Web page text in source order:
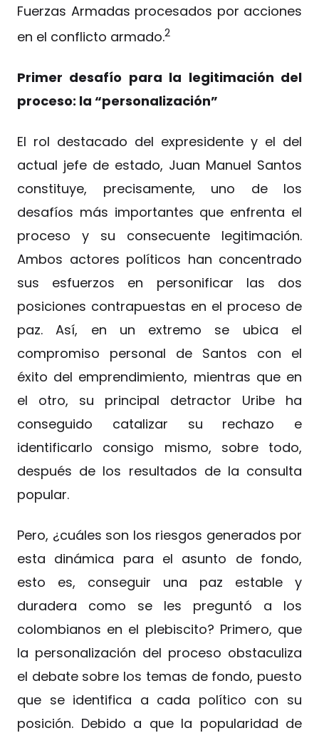
Fuerzas Armadas procesados por acciones
en el conflicto armado.2
Primer desafío para la legitimación del
proceso: la “personalización”
El rol destacado del expresidente y el del
actual jefe de estado, Juan Manuel Santos
constituye, precisamente, uno de los
desafíos más importantes que enfrenta el
proceso y su consecuente legitimación.
Ambos actores políticos han concentrado
sus esfuerzos en personificar las dos
posiciones contrapuestas en el proceso de
paz. Así, en un extremo se ubica el
compromiso personal de Santos con el
éxito del emprendimiento, mientras que en
el otro, su principal detractor Uribe ha
conseguido catalizar su rechazo e
identificarlo consigo mismo, sobre todo,
después de los resultados de la consulta
popular.
Pero, ¿cuáles son los riesgos generados por
esta dinámica para el asunto de fondo,
esto es, conseguir una paz estable y
duradera como se les preguntó a los
colombianos en el plebiscito? Primero, que
la personalización del proceso obstaculiza
el debate sobre los temas de fondo, puesto
que se identifica a cada político con su
posición. Debido a que la popularidad de